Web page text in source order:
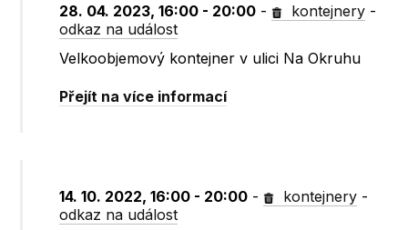
28. 04. 2023, 16:00 - 20:00 - kontejnery -
odkaz na událost
Velkoobjemový kontejner v ulici Na Okruhu
Přejít na více informací
14. 10. 2022, 16:00 - 20:00 - kontejnery -
odkaz na událost